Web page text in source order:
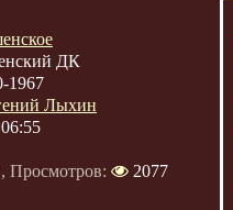
ДК
1967
Лыхин
, Просмотров:
2077